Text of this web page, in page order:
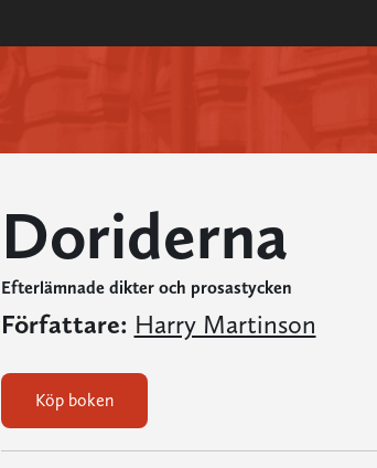
Doriderna
Efterlämnade dikter och prosastycken
Författare: Harry Martinson
Köp boken